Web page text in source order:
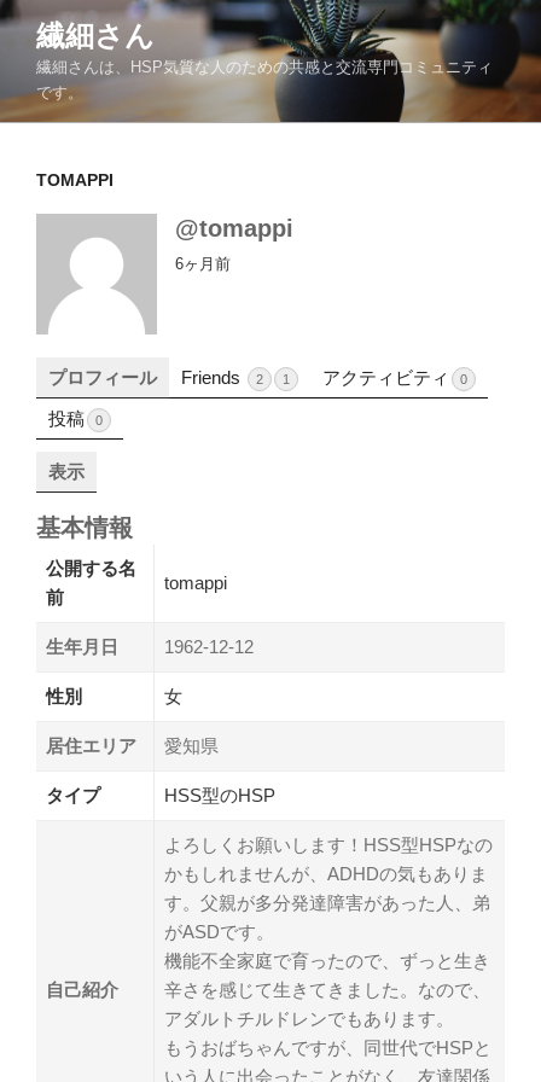
コ
ン
ツ
繊細さん
繊細さんは、HSP気質な人のための共感と交流専門コミュニティ
です。
TOMAPPI
@tomappi
6ヶ月前
プロフィール Friends 2 1 アクティビティ 0
投稿 0
表示
基本情報
公開する名
前
tomappi
生年月日 1962-12-12
性別 女
居住エリア 愛知県
タイプ HSS型のHSP
自己紹介
よろしくお願いします！HSS型HSPなの
かもしれませんが、ADHDの気もありま
す。父親が多分発達障害があった人、弟
がASDです。
機能不全家庭で育ったので、ずっと生き
辛さを感じて生きてきました。なので、
アダルトチルドレンでもあります。
もうおばちゃんですが、同世代でHSPと
いう人に出会ったことがなく、友達関係